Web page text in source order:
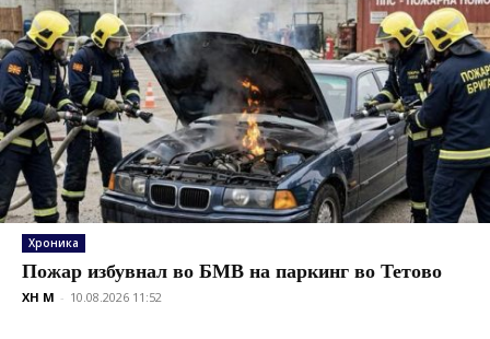
Хроника
Пожар избувнал во БМВ на паркинг во Тетово
XH M - 10.08.2026 11:52